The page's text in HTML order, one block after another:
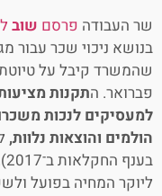
שר העבודה פרסם שוב
בנושא ניכוי שכר עבור
שהמשרד קיבל על
פברואר. התקנות
למעסיקים לנכות
הולמים והוצאות נלוות,
ליוקר המחיה בפועל